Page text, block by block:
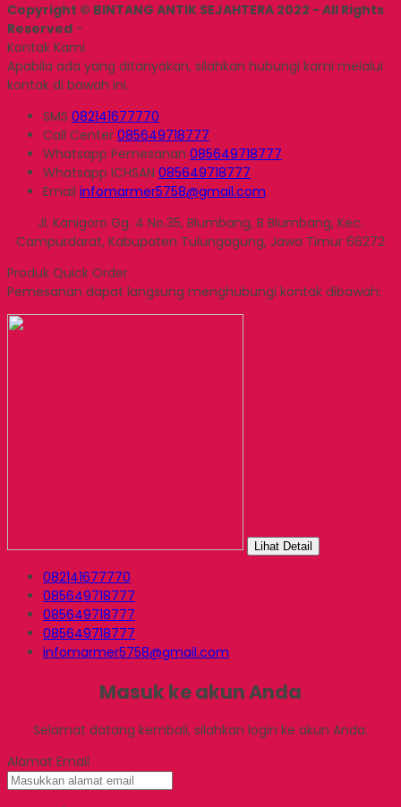
Copyright © BINTANG ANTIK SEJAHTERA 2022 - All Rights
Reserved -
Kontak Kami
Apabila ada yang ditanyakan, silahkan hubungi kami melalui
kontak di bawah ini.
SMS 082141677770
Call Center 085649718777
Whatsapp Pemesanan 085649718777
Whatsapp ICHSAN 085649718777
Email infomarmer5758@gmail.com
Jl. Kanigoro Gg. 4 No.35, Blumbang, B Blumbang, Kec.
Campurdarat, Kabupaten Tulungagung, Jawa Timur 66272
Produk Quick Order
Pemesanan dapat langsung menghubungi kontak dibawah:
Lihat Detail
082141677770
085649718777
085649718777
085649718777
infomarmer5758@gmail.com
Masuk ke akun Anda
Selamat datang kembali, silahkan login ke akun Anda.
Alamat Email